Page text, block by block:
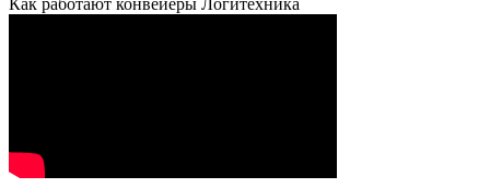
Как работают конвейеры Логитехника